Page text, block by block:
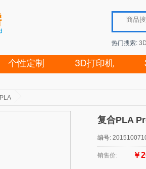
热门搜索:
个性定制 3D打印机
PLA
复合PLA
编号:
销售价: ￥